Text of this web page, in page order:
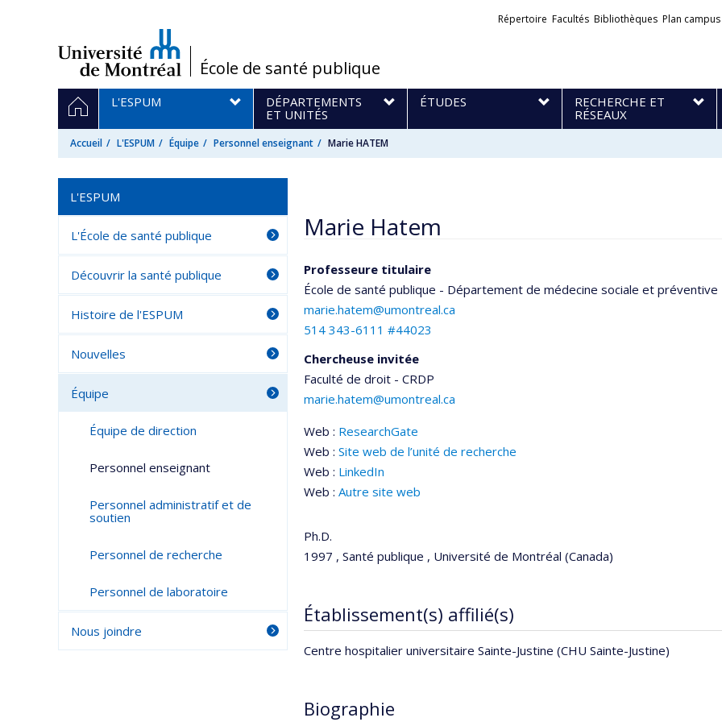
/École de santé publique
Liens
Répertoire Facultés Bibliothèques Plan campus
Navigation
principale
ACCUEIL
L'ESPUM
DÉPARTEMENTS
ET UNITÉS
ÉTUDES
RECHERCHE ET
RÉSEAUX
Accueil L'ESPUM Équipe Personnel enseignant Marie HATEM
Marie Hatem
Professeure titulaire
École de santé publique - Département de médecine sociale et préventive
marie.hatem@umontreal.ca
514 343-6111 #44023
Chercheuse invitée
Faculté de droit - CRDP
marie.hatem@umontreal.ca
Web : ResearchGate
Web : Site web de l’unité de recherche
Web : LinkedIn
Web : Autre site web
Ph.D.
1997 , Santé publique , Université de Montréal (Canada)
Établissement(s) affilié(s)
Centre hospitalier universitaire Sainte-Justine (CHU Sainte-Justine)
Biographie
L'ESPUM
L'École de santé publique
Découvrir la santé publique
Histoire de l'ESPUM
Nouvelles
Équipe
Équipe de direction
Personnel enseignant
Personnel administratif et de
soutien
Personnel de recherche
Personnel de laboratoire
Nous joindre